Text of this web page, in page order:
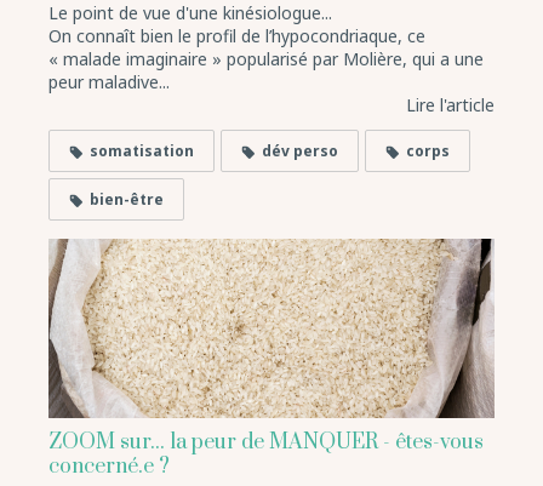
Le point de vue d'une kinésiologue...
On connaît bien le profil de l’hypocondriaque, ce
« malade imaginaire » popularisé par Molière, qui a une
peur maladive...
Lire l'article
somatisation dév perso corps
bien-être
ZOOM sur... la peur de MANQUER - êtes-vous
concerné.e ?